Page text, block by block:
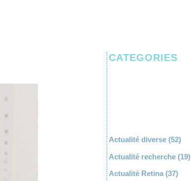
CATEGORIES
Actualité diverse(52)
Actualité recherche(19)
Actualité Retina(37)